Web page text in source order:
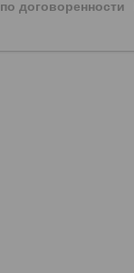
по договоренности